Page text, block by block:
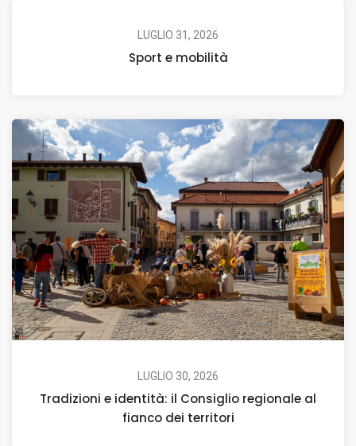
LUGLIO 31, 2026
Sport e mobilità
LUGLIO 30, 2026
Tradizioni e identità: il Consiglio regionale al
fianco dei territori